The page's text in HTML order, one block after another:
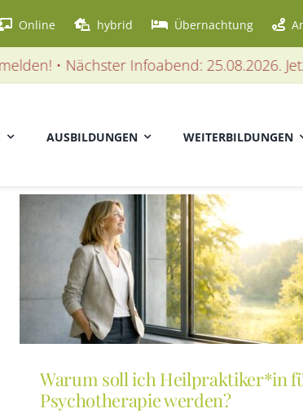
Online hybrid Übernachtung
• Nächster Infoabend: 25.08.2026. Jetzt
AUSBILDUNGEN WEITERBILDUNGEN
Warum soll ich Heilpraktiker*in
Psychotherapie werden?